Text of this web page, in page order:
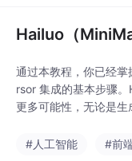
Hailuo（
通过本教程，你已经
rsor 集成的基本步骤
更多可能性，无论是生
oud 的官方文档以获
#人工智能 #前